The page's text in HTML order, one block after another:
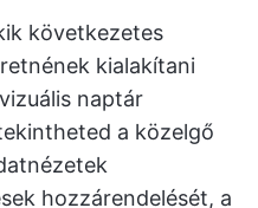
következetes
kialakítani
naptár
a közelgő
hozzárendelését, a